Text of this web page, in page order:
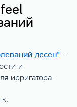
десен"-
и
ирригатора.